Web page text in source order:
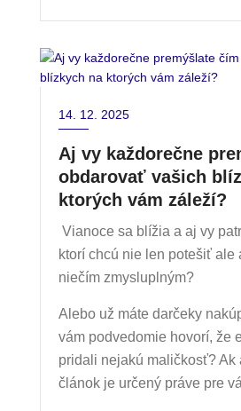
14. 12. 2025
Aj vy každorečne
obdarovať vašich
ktorých vám záleží?
Vianoce sa blížia a aj vy
ktorí chcú nie len potešiť ale
niečím zmysluplným?
Alebo už máte darčeky
vám podvedomie hovorí, že
pridali nejakú maličkosť? Ak
článok je určený práve pre